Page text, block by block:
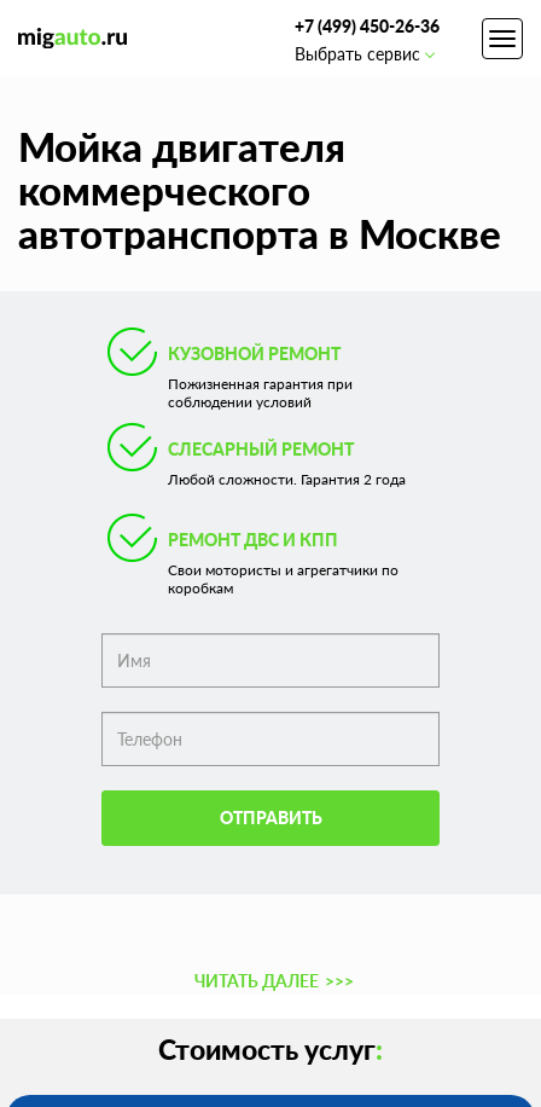
+7 (499) 450-26-36
Выбрать сервис
Мойка двигателя
коммерческого
автотранспорта в Москве
КУЗОВНОЙ РЕМОНТ
Пожизненная гарантия при
соблюдении условий
СЛЕСАРНЫЙ РЕМОНТ
Любой сложности. Гарантия 2 года
РЕМОНТ ДВС И КПП
Свои мотористы и агрегатчики по
коробкам
ОТПРАВИТЬ
ЧИТАТЬ ДАЛЕЕ >>>
Стоимость услуг: